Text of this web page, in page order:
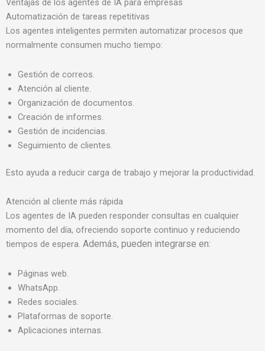
Ventajas de los agentes de IA para empresas
Automatización de tareas repetitivas
Los agentes inteligentes permiten automatizar procesos que
normalmente consumen mucho tiempo:
Gestión de correos.
Atención al cliente.
Organización de documentos.
Creación de informes.
Gestión de incidencias.
Seguimiento de clientes.
Esto ayuda a reducir carga de trabajo y mejorar la productividad.
Atención al cliente más rápida
Los agentes de IA pueden responder consultas en cualquier
momento del día, ofreciendo soporte continuo y reduciendo
tiempos de espera. Además, pueden integrarse en:
Páginas web.
WhatsApp.
Redes sociales.
Plataformas de soporte.
Aplicaciones internas.